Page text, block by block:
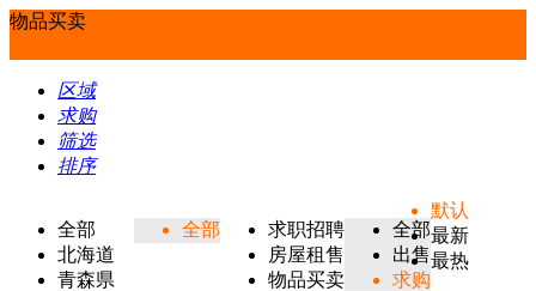
物品买卖
区域
求购
筛选
排序
全部
北海道
青森県
全部
求职招聘
房屋租售
物品买卖
全部
出售
求购
默认
最新
最热